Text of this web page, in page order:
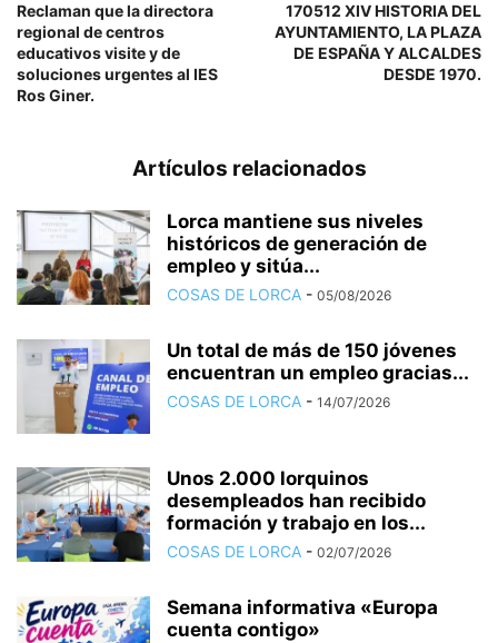
Reclaman que la directora
regional de centros
educativos visite y de
soluciones urgentes al IES
Ros Giner.
170512 XIV HISTORIA DEL
AYUNTAMIENTO, LA PLAZA
DE ESPAÑA Y ALCALDES
DESDE 1970.
Artículos relacionados
Lorca mantiene sus niveles
históricos de generación de
empleo y sitúa...
COSAS DE LORCA - 05/08/2026
Un total de más de 150 jóvenes
encuentran un empleo gracias...
COSAS DE LORCA - 14/07/2026
Unos 2.000 lorquinos
desempleados han recibido
formación y trabajo en los...
COSAS DE LORCA - 02/07/2026
Semana informativa «Europa
cuenta contigo»